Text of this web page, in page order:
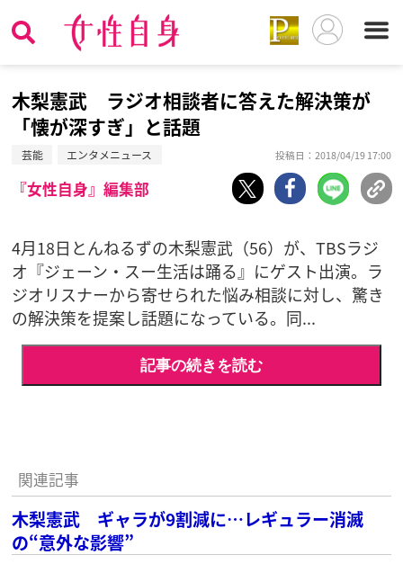
木梨憲武 ラジオ相談者に答えた解決策が
「懐が深すぎ」と話題
芸能 エンタメニュース 投稿日：2018/04/19 17:00
『女性自身』編集部
4月18日とんねるずの木梨憲武（56）が、TBSラジ
オ『ジェーン・スー生活は踊る』にゲスト出演。ラ
ジオリスナーから寄せられた悩み相談に対し、驚き
の解決策を提案し話題になっている。同...
記事の続きを読む
関連記事
木梨憲武 ギャラが9割減に…レギュラー消滅
の“意外な影響”